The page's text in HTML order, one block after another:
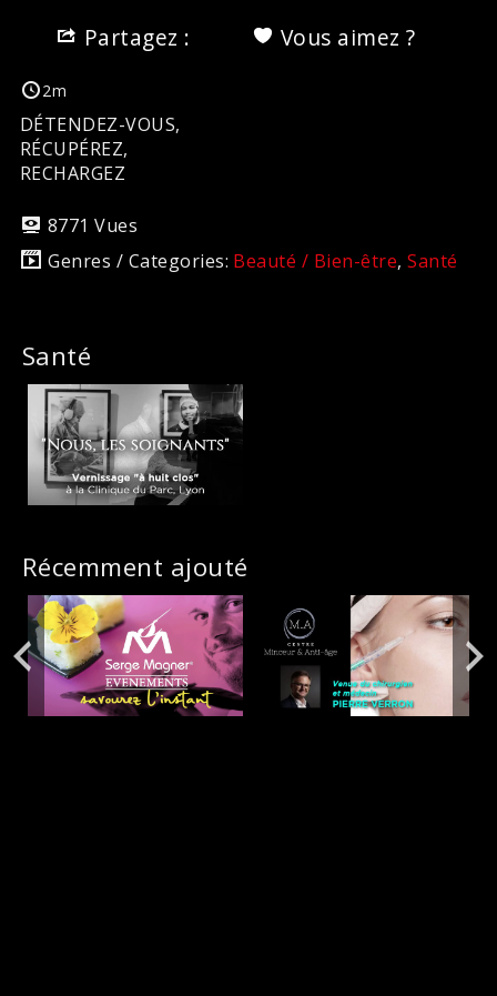
Partagez : Vous aimez ?
2m
DÉTENDEZ-VOUS,
RÉCUPÉREZ,
RECHARGEZ
8771 Vues
Genres / Categories: Beauté / Bien-être,Santé
Santé
Récemment ajouté